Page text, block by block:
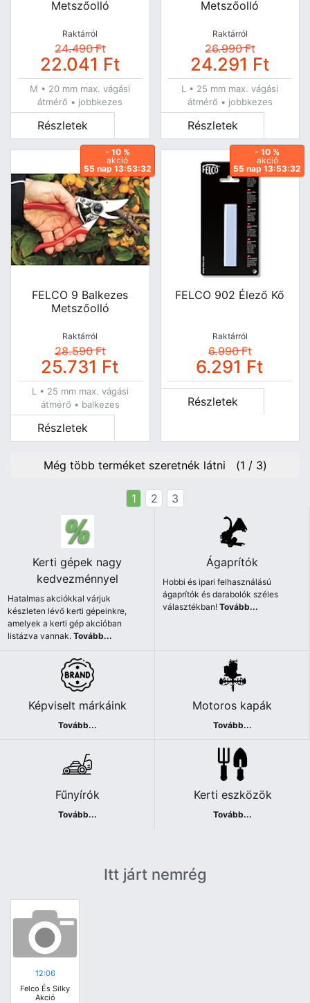
Metszőolló
Raktárról
24.490Ft
22.041 Ft
M • 20 mm max. vágási
átmérő • jobbkezes
Részletek
Metszőolló
Raktárról
26.990Ft
24.291 Ft
L • 25 mm max. vágási
átmérő • jobbkezes
Részletek
- 10 %
akció
55 nap 13:53:31
FELCO 9 Balkezes
Metszőolló
Raktárról
28.590Ft
25.731 Ft
L • 25 mm max. vágási
átmérő • balkezes
Részletek
- 10 %
akció
55 nap 13:53:31
FELCO 902 Élező Kő
Raktárról
6.990Ft
6.291 Ft
Részletek
Még több terméket szeretnék látni (1 / 3)
1 2 3
Kerti gépek nagy
kedvezménnyel
Hatalmas akciókkal várjuk
készleten lévő kerti gépeinkre,
amelyek a kerti gép akcióban
listázva vannak.Tovább...
Ágaprítók
Hobbi és ipari felhasználású
ágaprítók és darabolók széles
választékban!Tovább...
Képviselt márkáink
Tovább...
Motoros kapák
Tovább...
Fűnyírók
Tovább...
Kerti eszközök
Tovább...
Itt járt nemrég
12:06
Felco És Silky
Akció